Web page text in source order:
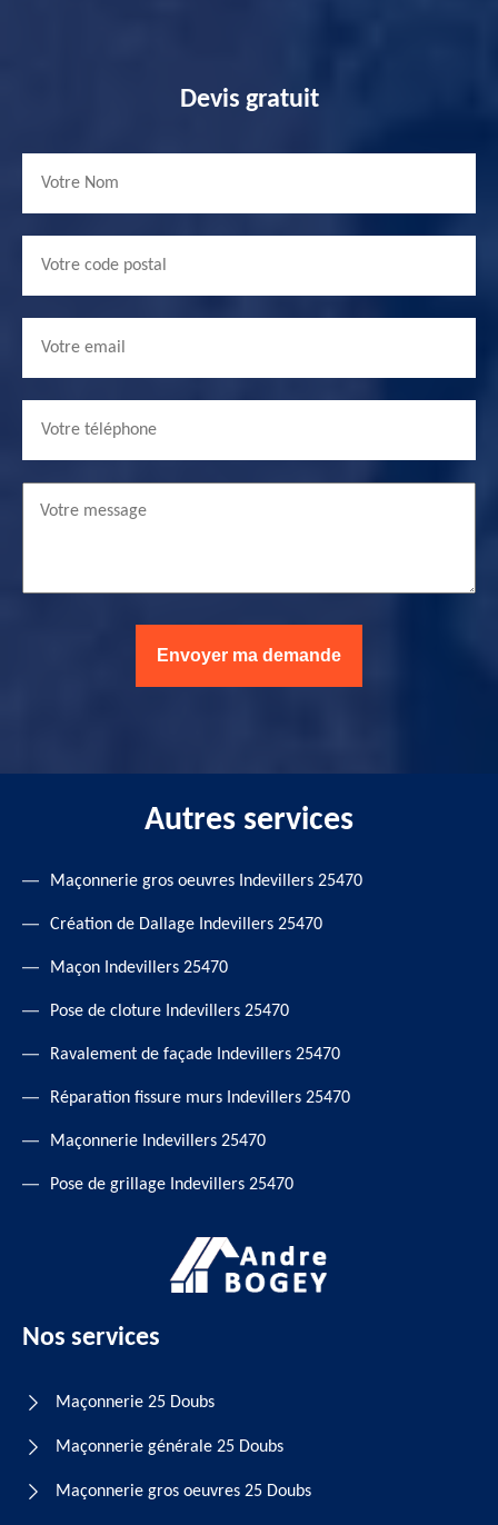
Devis gratuit
Autres services
Maçonnerie gros oeuvres Indevillers 25470
Création de Dallage Indevillers 25470
Maçon Indevillers 25470
Pose de cloture Indevillers 25470
Ravalement de façade Indevillers 25470
Réparation fissure murs Indevillers 25470
Maçonnerie Indevillers 25470
Pose de grillage Indevillers 25470
Nos services
Maçonnerie 25 Doubs
Maçonnerie générale 25 Doubs
Maçonnerie gros oeuvres 25 Doubs